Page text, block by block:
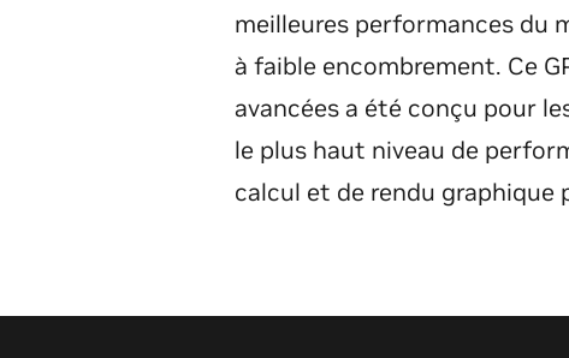
meilleures performances du
à faible encombrement. Ce
avancées a été conçu pour
le plus haut niveau de
calcul et de rendu graphique